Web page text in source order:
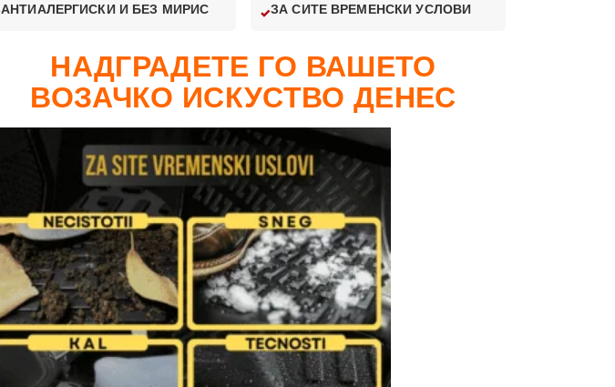
АНТИАЛЕРГИСКИ И БЕЗ МИРИС ЗА СИТЕ ВРЕМЕНСКИ УСЛОВИ
НАДГРАДЕТЕ ГО ВАШЕТО
ВОЗАЧКО ИСКУСТВО ДЕНЕС